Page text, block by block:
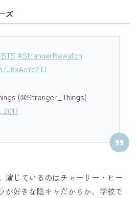
ズ
#StrangerRewatch
J8xAoYc2TJ
(@Stranger_Things)
演じているのはチャーリー・ヒー
が好きな陰キャだからか、学校で